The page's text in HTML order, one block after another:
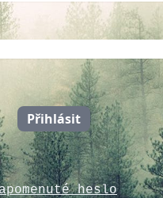
Přihlásit
heslo